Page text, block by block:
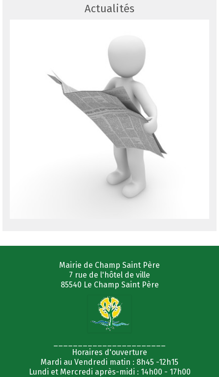
Actualités
Mairie de Champ Saint Père
7 rue de l'hôtel de ville
85540 Le Champ Saint Père
Horaires d'ouverture
Mardi au Vendredi matin : 8h45 -12h15
Lundi et Mercredi après-midi : 14h00 - 17h00